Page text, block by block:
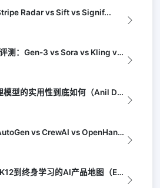
Radar vs Sift vs Signif...
AI视频生成2026最新评测：Gen-3 vs Sora vs Kling vs...
OpenAI o3评测：推理模型的实用性到底如何（Anil Dash）
AI智能体框架新秀：AutoGen vs CrewAI vs OpenHands...
AI教育工具2026：从K12到终身学习的AI产品地图（EdSurge）